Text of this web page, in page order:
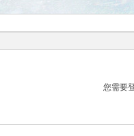
您需要